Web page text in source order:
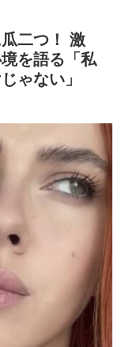
二つ！ 激
を語る「私
ゃない」